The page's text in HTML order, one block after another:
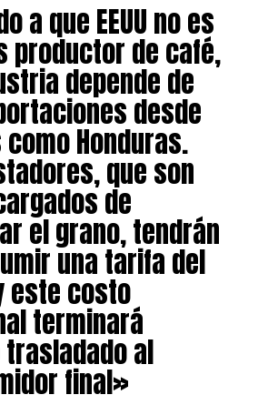
a que EEUU no es
productor de café,
depende de
desde
Honduras.
que son
de
el grano, tendrán
una tarifa del
este costo
terminará
al
final»